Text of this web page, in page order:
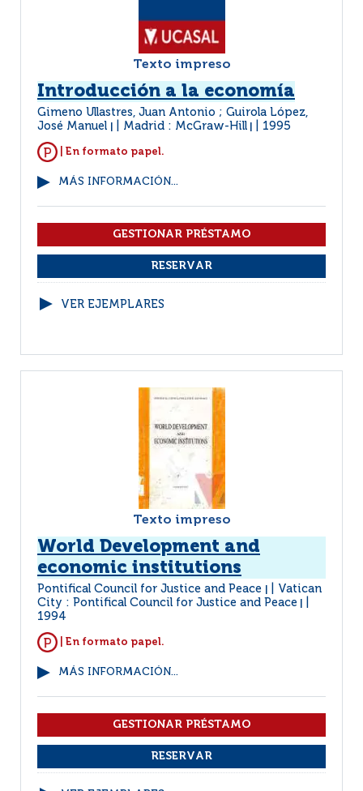
Texto impreso
Introducción a la economía
Gimeno Ullastres, Juan Antonio ; Guirola López,
José Manuel
Madrid : McGraw-Hill 1995
| En formato papel.
MÁS INFORMACIÓN...
VER EJEMPLARES
Texto impreso
World Development and
economic institutions
Pontifical Council for Justice and Peace
Vatican
City : Pontifical Council for Justice and Peace
1994
| En formato papel.
MÁS INFORMACIÓN...